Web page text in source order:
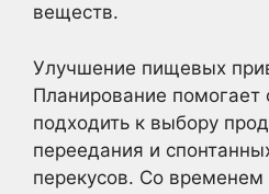
веществ.
Улучшение пищевых
Планирование помогает
подходить к выбору
переедания и
перекусов. Со временем